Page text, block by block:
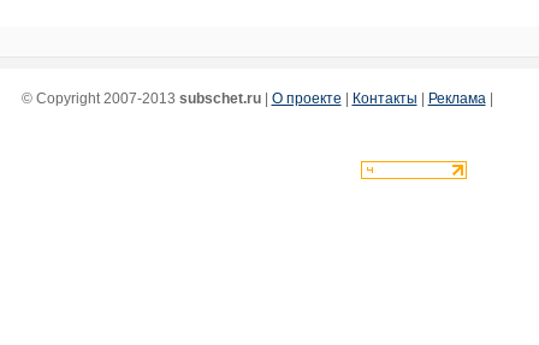
© Copyright 2007-2013 subschet.ru| О проекте Контакты Реклама|